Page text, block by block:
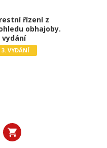
řízení z
obhajoby.
vydání
3. VYDÁNÍ